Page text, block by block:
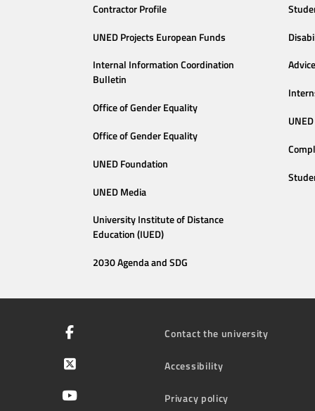
Contractor Profile
UNED Projects European Funds
Internal Information Coordination
Bulletin
Office of Gender Equality
Office of Gender Equality
UNED Foundation
UNED Media
University Institute of Distance
Education (IUED)
2030 Agenda and SDG
Contact the university
Accessibility
Privacy policy